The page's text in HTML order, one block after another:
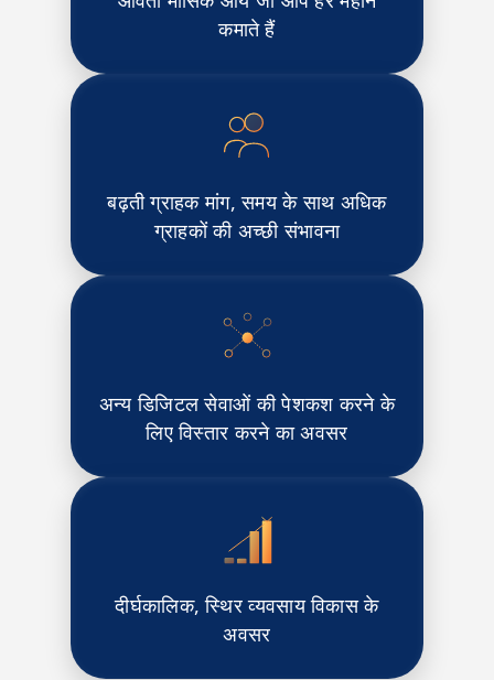
कमाते हैं
बढ़ती ग्राहक मांग, समय के साथ अधिक
ग्राहकों की अच्छी संभावना
अन्य डिजिटल सेवाओं की पेशकश करने के
लिए विस्तार करने का अवसर
दीर्घकालिक, स्थिर व्यवसाय विकास के
अवसर